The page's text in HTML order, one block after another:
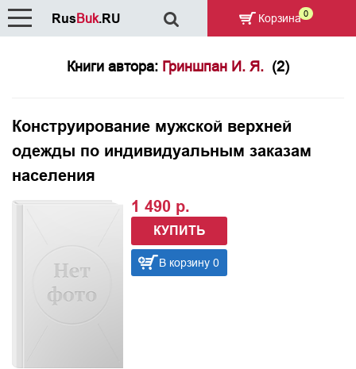
Книги автора: Гриншпан И. Я. (2)
Конструирование мужской верхней
одежды по индивидуальным заказам
населения
1 490 р.
КУПИТЬ
В корзину 0
RusBuk.RU Корзина 0